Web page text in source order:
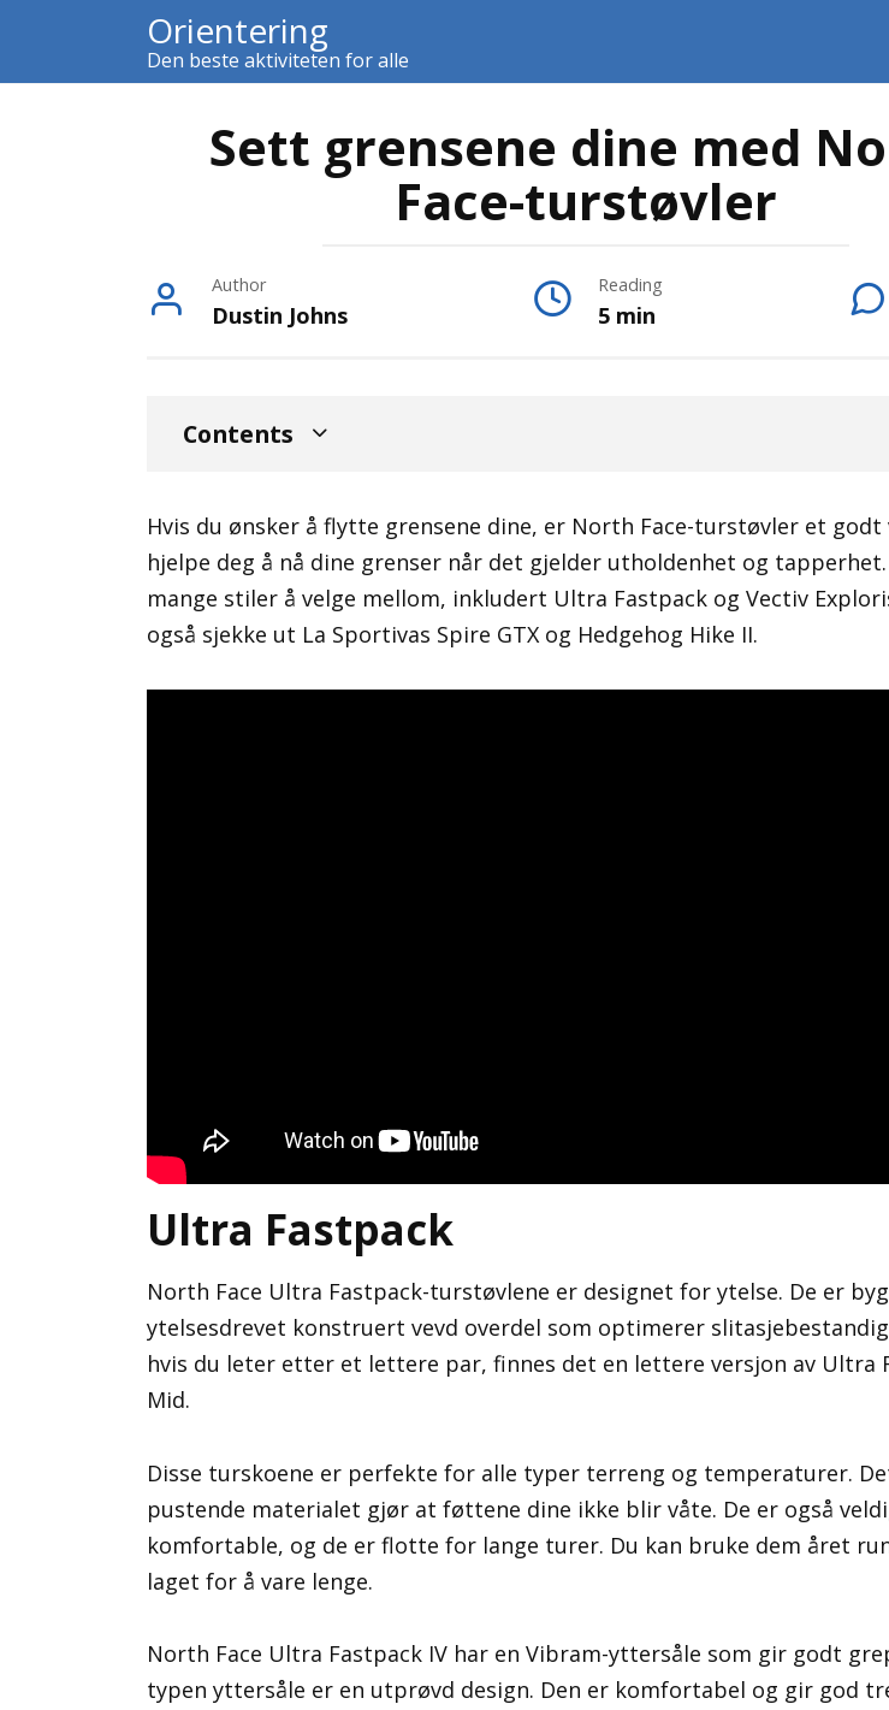
content
Orientering
Den beste aktiviteten for alle
Sett grensene dine med
Face-turstøvler
Author
Dustin Johns
Reading
5 min
Contents
Hvis du ønsker å flytte grensene dine, er North Face-turstøvler et godt
hjelpe deg å nå dine grenser når det gjelder utholdenhet og
mange stiler å velge mellom, inkludert Ultra Fastpack og Vectiv
også sjekke ut La Sportivas Spire GTX og Hedgehog Hike II.
Ultra Fastpack
North Face Ultra Fastpack-turstøvlene er designet for ytelse. De er
ytelsesdrevet konstruert vevd overdel som optimerer
hvis du leter etter et lettere par, finnes det en lettere versjon av Ultra
Mid.
Disse turskoene er perfekte for alle typer terreng og temperaturer.
pustende materialet gjør at føttene dine ikke blir våte. De er også
komfortable, og de er flotte for lange turer. Du kan bruke dem året
laget for å vare lenge.
North Face Ultra Fastpack IV har en Vibram-yttersåle som gir godt
typen yttersåle er en utprøvd design. Den er komfortabel og gir god